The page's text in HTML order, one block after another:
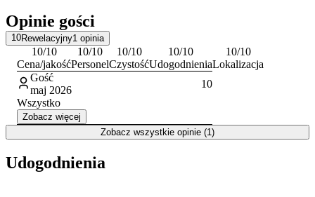
dawne techniki wypieku chleba. W pobliżu dostępne są także korty
tenisowe, stadnina koni oraz kręgielnia, co pozwala na urozmaicenie
pobytu.
Opinie gości
10Rewelacyjny1 opinia
10/10
Cena/jakość
10/10
Personel
10/10
Czystość
10/10
Udogodnienia
10/10
Lokalizacja
Gość
maj 2026
10
Wszystko
Zobacz więcej
Zobacz wszystkie opinie (1)
Udogodnienia